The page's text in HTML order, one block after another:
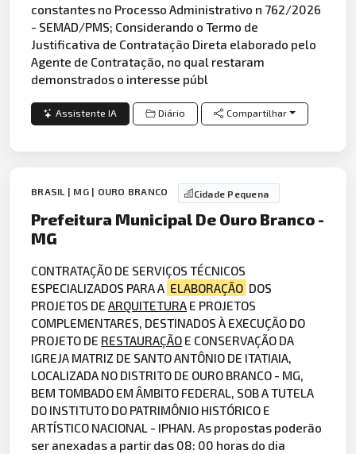
constantes no Processo Administrativo n 762/2026
- SEMAD/PMS; Considerando o Termo de
Justificativa de Contratação Direta elaborado pelo
Agente de Contratação, no qual restaram
demonstrados o interesse públ
Assistente IA Diário Compartilhar
BRASIL | MG | OURO BRANCO Cidade Pequena
Prefeitura Municipal De Ouro Branco -
MG
CONTRATAÇÃO DE SERVIÇOS TÉCNICOS
ESPECIALIZADOS PARA A ELABORAÇÃO DOS
PROJETOS DEARQUITETURA E PROJETOS
COMPLEMENTARES, DESTINADOS À EXECUÇÃO DO
PROJETO DE RESTAURAÇÃO E CONSERVAÇÃO DA
IGREJA MATRIZ DE SANTO ANTÔNIO DE ITATIAIA,
LOCALIZADA NO DISTRITO DE OURO BRANCO - MG,
BEM TOMBADO EM ÂMBITO FEDERAL, SOB A TUTELA
DO INSTITUTO DO PATRIMÔNIO HISTÓRICO E
ARTÍSTICO NACIONAL - IPHAN. As propostas poderão
ser anexadas a partir das 08: 00 horas do dia